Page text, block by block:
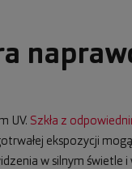
UV. Szkła z
ekspozycji
w silnym świetle i